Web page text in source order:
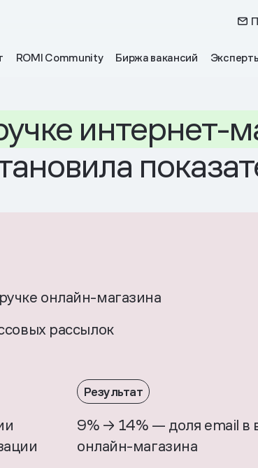
ROMI Community Биржа вакансий
интернет-
онлайн-магазина
рассылок
Результат
9% → 14% — доля email в
онлайн-магазина